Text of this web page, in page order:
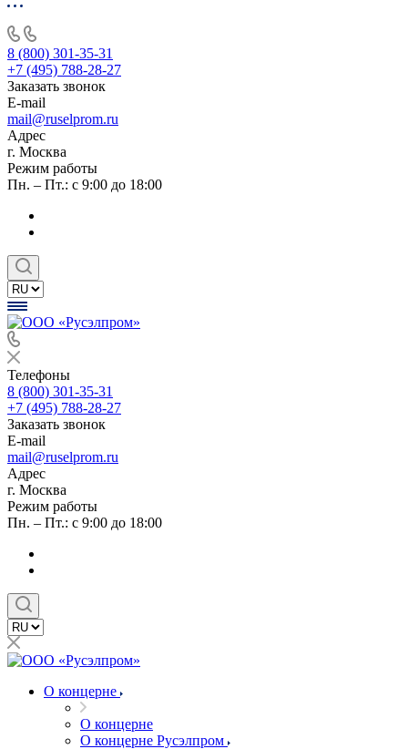
8 (800) 301-35-31
+7 (495) 788-28-27
Заказать звонок
E-mail
mail@ruselprom.ru
Адрес
г. Москва
Режим работы
Пн. – Пт.: с 9:00 до 18:00
Телефоны
8 (800) 301-35-31
+7 (495) 788-28-27
Заказать звонок
E-mail
mail@ruselprom.ru
Адрес
г. Москва
Режим работы
Пн. – Пт.: с 9:00 до 18:00
О концерне
О концерне
О концерне Русэлпром